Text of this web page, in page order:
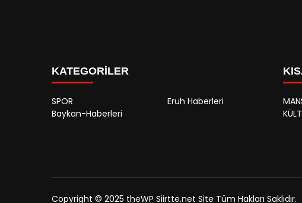
KATEGORİLER
SPOR
Eruh Haberleri
Baykan-Haberleri
Copyright © 2025 theWP Siirtte.net Site Tüm Hakları Saklıdır.